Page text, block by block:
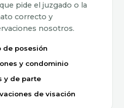
pide el juzgado o la
correcto y
nosotros.
de posesión
y condominio
y de parte
de visación